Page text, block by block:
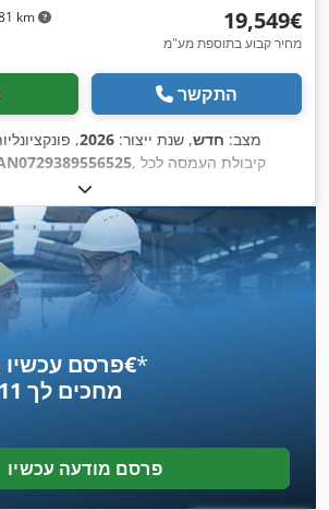
km ‏19,549 ‏€
מחיר קבוע בתוספת מע"מ
התקשר
מצב: חדש, שנת ייצור: 2026
,
, קיבולת העמסה לכל
, אורך כולל:
קורות תמך (מקסימלי):3,250 ק"ג , מספר
גובה המסגרת:5,000 מ"מ , מיפתח נקי:3,300
1,100 מ"מ
, גובה המדף:5,000 מ"מ , אורך
,
פרסם עכשיו החל מ־‏4.49 ‏€*
מחכים לך 11 מיליון קונים
פרסם מודעה עכשיו